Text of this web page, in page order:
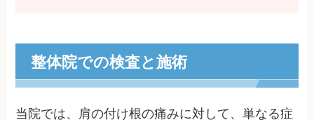
整体院での検査と施術
当院では、肩の付け根の痛みに対して、単なる症